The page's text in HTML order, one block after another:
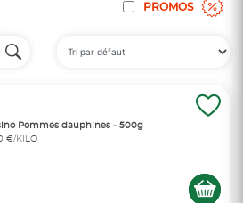
PROMOS
Pommes dauphines - 500g
€/KILO